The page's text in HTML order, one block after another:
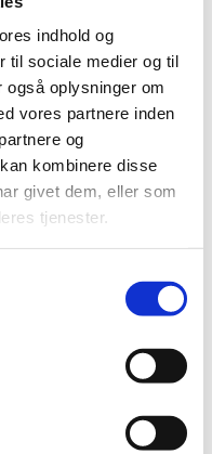
indhold og
til sociale medier og til
oplysninger om
vores partnere inden
og
kombinere disse
givet dem, eller som
tjenester.
bør så vidt muligt
offentligheden med
til forsknings- og
herunder:
har bopæl i
alene at være
af Danmark (pdf)